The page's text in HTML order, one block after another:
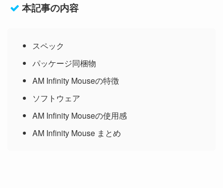
本記事の内容
スペック
パッケージ同梱物
AM Infinity Mouseの特徴
ソフトウェア
AM Infinity Mouseの使用感
AM Infinity Mouse まとめ